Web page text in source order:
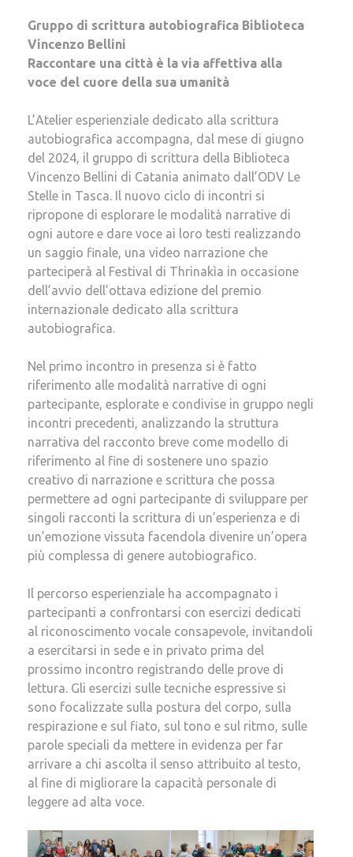
Gruppo di scrittura autobiografica Biblioteca
Vincenzo Bellini
Raccontare una città è la via affettiva alla
voce del cuore della sua umanità
L’Atelier esperienziale dedicato alla scrittura
autobiografica accompagna, dal mese di giugno
del 2024, il gruppo di scrittura della Biblioteca
Vincenzo Bellini di Catania animato dall’ODV Le
Stelle in Tasca. Il nuovo ciclo di incontri si
ripropone di esplorare le modalità narrative di
ogni autore e dare voce ai loro testi realizzando
un saggio finale, una video narrazione che
parteciperà al Festival di Thrinakìa in occasione
dell’avvio dell’ottava edizione del premio
internazionale dedicato alla scrittura
autobiografica.
Nel primo incontro in presenza si è fatto
riferimento alle modalità narrative di ogni
partecipante, esplorate e condivise in gruppo negli
incontri precedenti, analizzando la struttura
narrativa del racconto breve come modello di
riferimento al fine di sostenere uno spazio
creativo di narrazione e scrittura che possa
permettere ad ogni partecipante di sviluppare per
singoli racconti la scrittura di un’esperienza e di
un’emozione vissuta facendola divenire un’opera
più complessa di genere autobiografico.
Il percorso esperienziale ha accompagnato i
partecipanti a confrontarsi con esercizi dedicati
al riconoscimento vocale consapevole, invitandoli
a esercitarsi in sede e in privato prima del
prossimo incontro registrando delle prove di
lettura. Gli esercizi sulle tecniche espressive si
sono focalizzate sulla postura del corpo, sulla
respirazione e sul fiato, sul tono e sul ritmo, sulle
parole speciali da mettere in evidenza per far
arrivare a chi ascolta il senso attribuito al testo,
al fine di migliorare la capacità personale di
leggere ad alta voce.